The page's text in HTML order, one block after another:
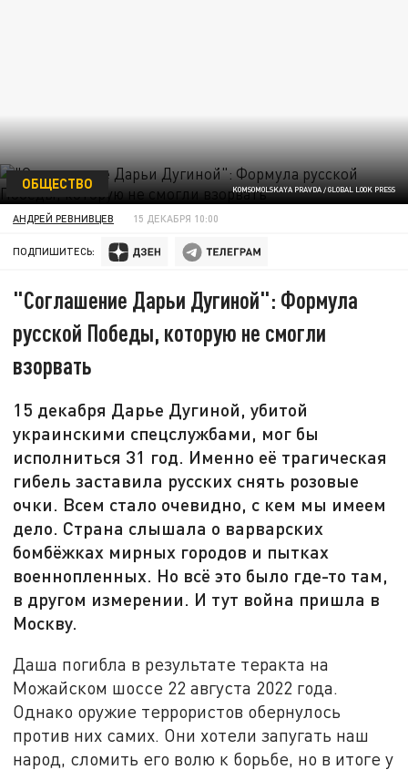
KOMSOMOLSKAYA PRAVDA / GLOBAL LOOK PRESS
ОБЩЕСТВО
АНДРЕЙ РЕВНИВЦЕВ 15 ДЕКАБРЯ 10:00
ПОДПИШИТЕСЬ:
"Соглашение Дарьи Дугиной": Формула
русской Победы, которую не смогли
взорвать
15 декабря Дарье Дугиной, убитой
украинскими спецслужбами, мог бы
исполниться 31 год. Именно её трагическая
гибель заставила русских снять розовые
очки. Всем стало очевидно, с кем мы имеем
дело. Страна слышала о варварских
бомбёжках мирных городов и пытках
военнопленных. Но всё это было где-то там,
в другом измерении. И тут война пришла в
Москву.
Даша погибла в результате теракта на
Можайском шоссе 22 августа 2022 года.
Однако оружие террористов обернулось
против них самих. Они хотели запугать наш
народ, сломить его волю к борьбе, но в итоге у